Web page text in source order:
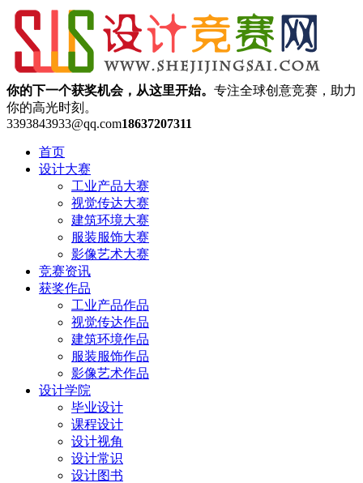
你的下一个获奖机会，从这里开始。 专注全球创意竞赛，助力
你的高光时刻。
3393843933@qq.com18637207311
首页
设计大赛
工业产品大赛
视觉传达大赛
建筑环境大赛
服装服饰大赛
影像艺术大赛
竞赛资讯
获奖作品
工业产品作品
视觉传达作品
建筑环境作品
服装服饰作品
影像艺术作品
设计学院
毕业设计
课程设计
设计视角
设计常识
设计图书